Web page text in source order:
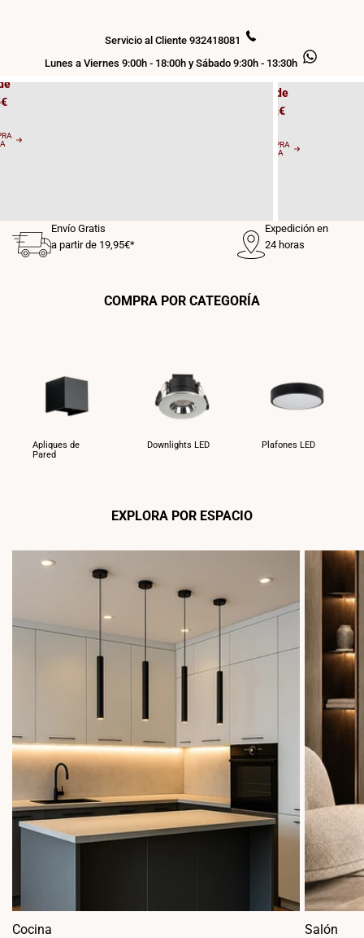
Servicio al Cliente 932418081
Lunes a Viernes 9:00h - 18:00h y Sábado 9:30h - 13:30h
Desde
0,62€
COMPRA
AHORA
Envío Gratis
a partir de 19,95€*
Expedición en
24 horas
COMPRA POR CATEGORÍA
Apliques de
Pared
Downlights LED Plafones LED
EXPLORA POR ESPACIO
Cocina Salón